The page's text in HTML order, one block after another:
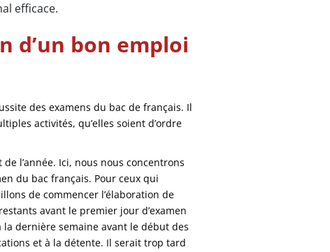
efficace.
d’un bon emploi
des examens du bac de français. Il
activités, qu’elles soient d’ordre
l’année. Ici, nous nous concentrons
du bac français. Pour ceux qui
de commencer l’élaboration de
avant le premier jour d’examen
dernière semaine avant le début des
et à la détente. Il serait trop tard